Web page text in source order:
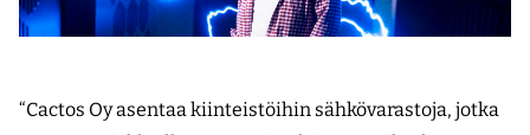
“Cactos Oy asentaa kiinteistöihin sähkövarastoja, jotka